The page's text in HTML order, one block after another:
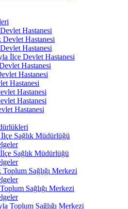
Hastanesi
Devlet Hastanesi
Hastanesi
İlçe Devlet Hastanesi
Hastanesi
Hastanesi
Hastanesi
Hastanesi
Hastanesi
Hastanesi
Sağlık Müdürlüğü
Sağlık Müdürlüğü
Toplum Sağlığı Merkezi
Sağlığı Merkezi
Toplum Sağlığı Merkezi